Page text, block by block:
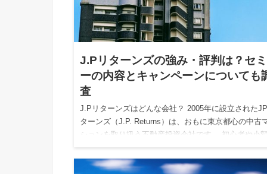
J.Pリターンズの強み・評判は？セ
ーの内容とキャンペーンについても
査
J.Pリターンズはどんな会社？ 2005年に設立された
ターンズ（J.P. Returns）は、おもに東京都心の中古
ションを取り扱う不動産投資会社です。 初心者や小